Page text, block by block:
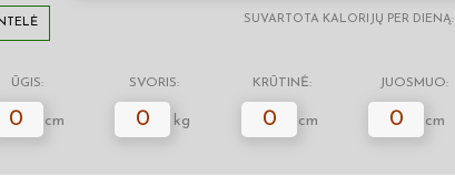
SUVARTOTA KALORIJŲ PER DIENĄ:
ŪGIS: SVORIS: KRŪTINĖ: JUOSMUO:
0 cm 0 kg 0 cm 0 cm